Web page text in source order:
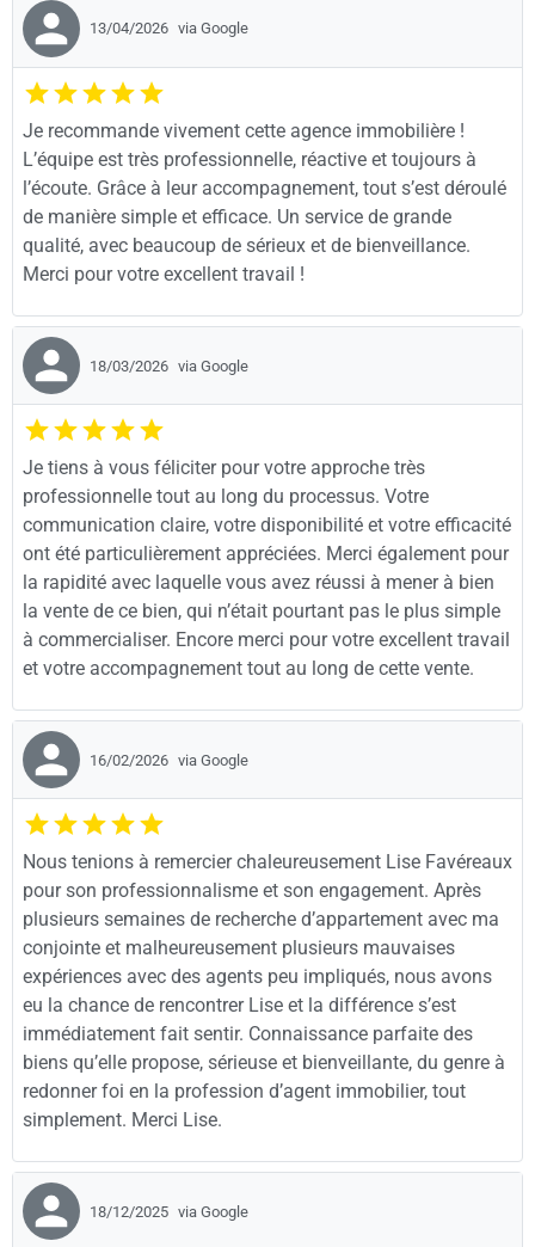
13/04/2026 via Google
Je recommande vivement cette agence immobilière !
L’équipe est très professionnelle, réactive et toujours à
l’écoute. Grâce à leur accompagnement, tout s’est déroulé
de manière simple et efficace. Un service de grande
qualité, avec beaucoup de sérieux et de bienveillance.
Merci pour votre excellent travail !
18/03/2026 via Google
Je tiens à vous féliciter pour votre approche très
professionnelle tout au long du processus. Votre
communication claire, votre disponibilité et votre efficacité
ont été particulièrement appréciées. Merci également pour
la rapidité avec laquelle vous avez réussi à mener à bien
la vente de ce bien, qui n’était pourtant pas le plus simple
à commercialiser. Encore merci pour votre excellent travail
et votre accompagnement tout au long de cette vente.
16/02/2026 via Google
Nous tenions à remercier chaleureusement Lise Favéreaux
pour son professionnalisme et son engagement. Après
plusieurs semaines de recherche d’appartement avec ma
conjointe et malheureusement plusieurs mauvaises
expériences avec des agents peu impliqués, nous avons
eu la chance de rencontrer Lise et la différence s’est
immédiatement fait sentir. Connaissance parfaite des
biens qu’elle propose, sérieuse et bienveillante, du genre à
redonner foi en la profession d’agent immobilier, tout
simplement. Merci Lise.
18/12/2025 via Google